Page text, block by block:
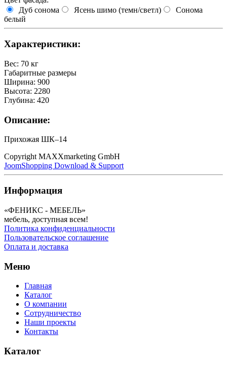
Дуб сонома
Ясень шимо (темн/светл)
Сонома
белый
Характеристики:
Вес: 70 кг
Габаритные размеры
Ширина: 900
Высота: 2280
Глубина: 420
Описание:
Прихожая ШК–14
Copyright MAXXmarketing GmbH
JoomShopping Download & Support
Информация
«ФЕНИКС - МЕБЕЛЬ»
мебель, доступная всем!
Политика конфиденциальности
Пользовательское соглашение
Оплата и доставка
Меню
Главная
Каталог
О компании
Сотрудничество
Наши проекты
Контакты
Каталог